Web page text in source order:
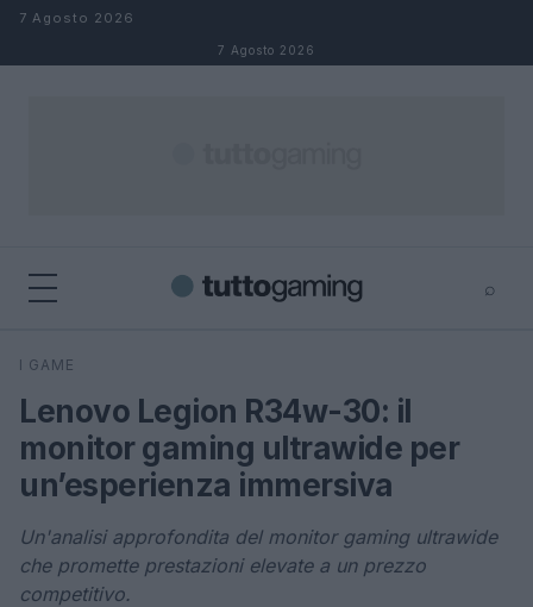
Salta al contenuto
7 Agosto 2026
7 Agosto 2026
⌕
Cerca
I GAME
Lenovo Legion R34w-30: il
monitor gaming ultrawide per
un’esperienza immersiva
Un'analisi approfondita del monitor gaming ultrawide
che promette prestazioni elevate a un prezzo
competitivo.